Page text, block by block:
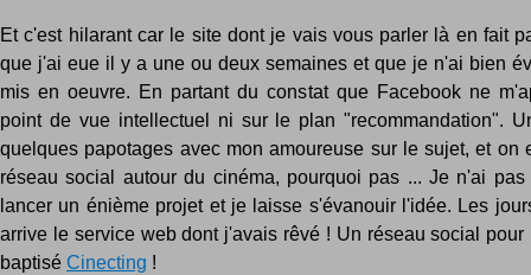
Et c'est hilarant car le site dont je vais vous parler là en fait
que j'ai eue il y a une ou deux semaines et que je n'ai bien
mis en oeuvre. En partant du constat que Facebook ne
point de vue intellectuel ni sur le plan "recommandation".
quelques papotages avec mon amoureuse sur le sujet, et on
réseau social autour du cinéma, pourquoi pas ... Je n'ai
lancer un énième projet et je laisse s'évanouir l'idée. Les
arrive le service web dont j'avais rêvé ! Un réseau social
baptisé Cinecting !